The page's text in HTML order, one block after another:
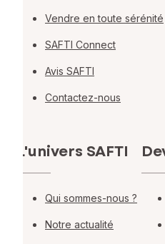
Vendre en toute sérénité
SAFTI Connect
Avis SAFTI
Contactez-nous
L'univers SAFTI
Qui sommes-nous ?
Notre actualité